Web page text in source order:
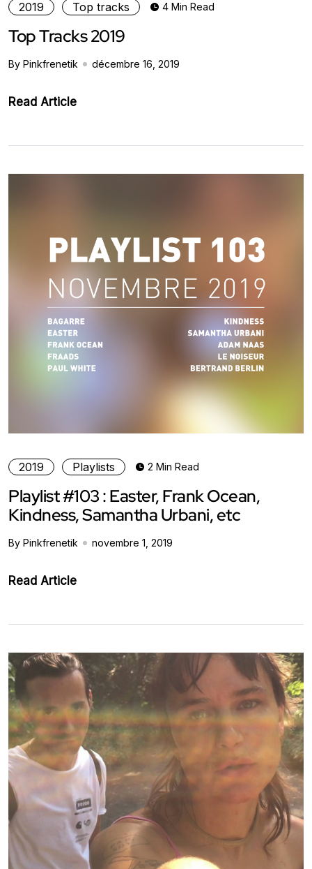
2019 Top tracks 4 Min Read
Top Tracks 2019
By Pinkfrenetik décembre 16, 2019
Read Article
2019 Playlists 2 Min Read
Playlist #103 : Easter, Frank Ocean,
Kindness, Samantha Urbani, etc
By Pinkfrenetik novembre 1, 2019
Read Article